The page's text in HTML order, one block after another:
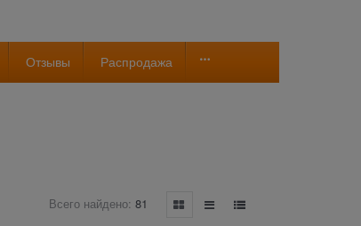
Отзывы Распродажа
Всего найдено: 81